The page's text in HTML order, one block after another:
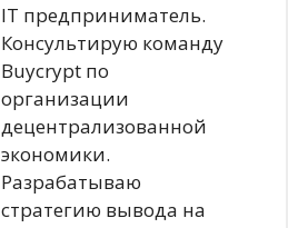
IT предприниматель.
Консультирую команду
Buycrypt по
организации
децентрализованной
экономики.
Разрабатываю
стратегию вывода на